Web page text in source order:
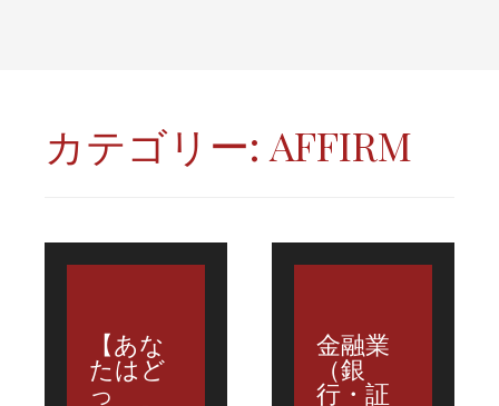
カテゴリー: AFFIRM
【あな
たはど
っ
金融業
（銀
行・証